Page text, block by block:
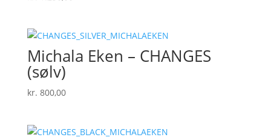
Michala Eken – CHANGES
(sølv)
kr. 800,00